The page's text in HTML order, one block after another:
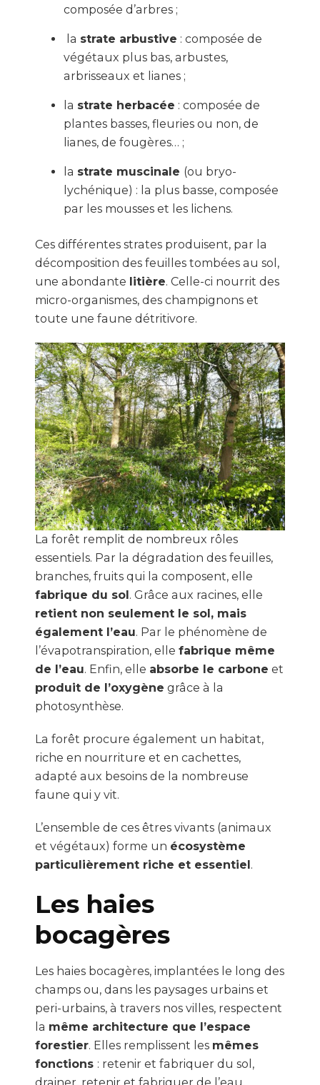
composée d’arbres ;
la strate arbustive : composée de
végétaux plus bas, arbustes,
arbrisseaux et lianes ;
la strate herbacée : composée de
plantes basses, fleuries ou non, de
lianes, de fougères… ;
la strate muscinale (ou bryo-
lychénique) : la plus basse, composée
par les mousses et les lichens.
Ces différentes strates produisent, par la
décomposition des feuilles tombées au sol,
une abondante litière. Celle-ci nourrit des
micro-organismes, des champignons et
toute une faune détritivore.
La forêt remplit de nombreux rôles
essentiels. Par la dégradation des feuilles,
branches, fruits qui la composent, elle
fabrique du sol. Grâce aux racines, elle
retient non seulement le sol, mais
également l’eau. Par le phénomène de
l’évapotranspiration, elle fabrique même
de l’eau. Enfin, elle absorbe le carbone et
produit de l’oxygène grâce à la
photosynthèse.
La forêt procure également un habitat,
riche en nourriture et en cachettes,
adapté aux besoins de la nombreuse
faune qui y vit.
L’ensemble de ces êtres vivants (animaux
et végétaux) forme un écosystème
particulièrement riche et essentiel.
Les haies
bocagères
Les haies bocagères, implantées le long des
champs ou, dans les paysages urbains et
peri-urbains, à travers nos villes, respectent
la même architecture que l’espace
forestier. Elles remplissent les mêmes
fonctions : retenir et fabriquer du sol,